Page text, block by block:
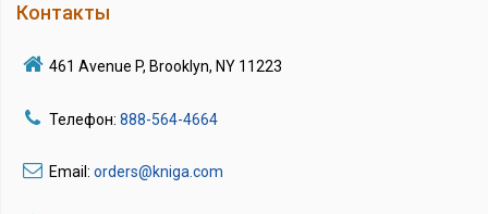
Контакты
461 Avenue P, Brooklyn, NY 11223
Телефон: 888-564-4664
Email: orders@kniga.com